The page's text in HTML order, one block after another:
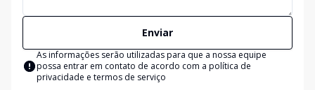
Enviar
As informações serão utilizadas para que a nossa equipe
possa entrar em contato de acordo com a política de
privacidade e termos de serviço